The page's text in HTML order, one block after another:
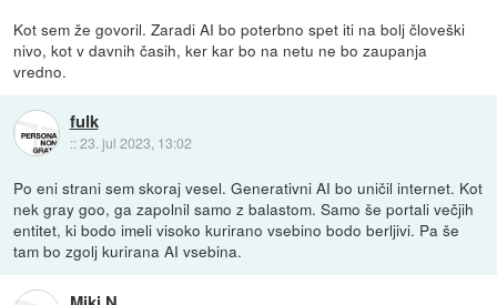
Kot sem že govoril. Zaradi AI bo poterbno spet iti na bolj človeški
nivo, kot v davnih časih, ker kar bo na netu ne bo zaupanja
vredno.
fulk
::23. jul 2023, 13:02
Po eni strani sem skoraj vesel. Generativni AI bo uničil internet. Kot
nek gray goo, ga zapolnil samo z balastom. Samo še portali večjih
entitet, ki bodo imeli visoko kurirano vsebino bodo berljivi. Pa še
tam bo zgolj kurirana AI vsebina.